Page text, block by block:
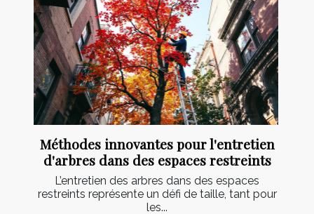
Méthodes innovantes pour l'entretien
d'arbres dans des espaces restreints
L’entretien des arbres dans des espaces
restreints représente un défi de taille, tant pour
les...